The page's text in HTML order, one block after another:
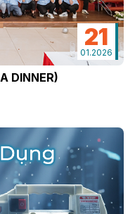
21
01.2026
DINNER)